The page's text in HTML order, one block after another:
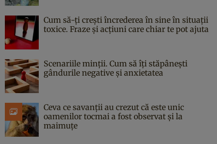
Cum să-ți crești încrederea în sine în situații
toxice. Fraze și acțiuni care chiar te pot ajuta
Scenariile minții. Cum să îți stăpânești
gândurile negative și anxietatea
Ceva ce savanții au crezut că este unic
oamenilor tocmai a fost observat și la
maimuțe